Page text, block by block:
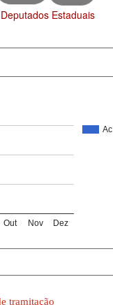
Legislação
Out Nov Dez
08-08-2026
08-08-2026